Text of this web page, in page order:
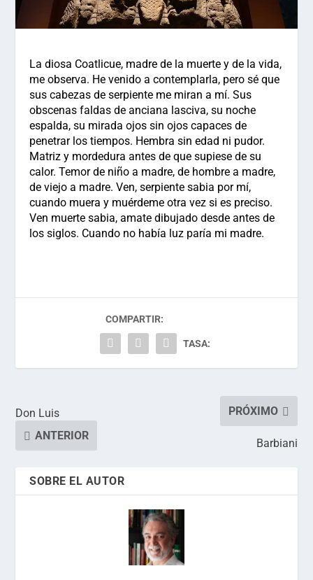
La diosa Coatlicue, madre de la muerte y de la vida,
me observa. He venido a contemplarla, pero sé que
sus cabezas de serpiente me miran a mí. Sus
obscenas faldas de anciana lasciva, su noche
espalda, su mirada ojos sin ojos capaces de
penetrar los tiempos. Hembra sin edad ni pudor.
Matriz y mordedura antes de que supiese de su
calor. Temor de niño a madre, de hombre a madre,
de viejo a madre. Ven, serpiente sabia por mí,
cuando muera y muérdeme otra vez si es preciso.
Ven muerte sabia, amate dibujado desde antes de
los siglos. Cuando no había luz paría mi madre.
COMPARTIR:
TASA:
Don Luis
ANTERIOR
PRÓXIMO
Barbiani
SOBRE EL AUTOR